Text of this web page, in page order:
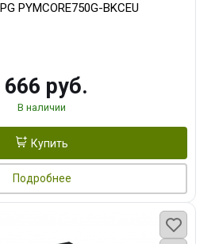
PYMCORE750G-BKCEU
666 руб.
В наличии
Купить
Подробнее